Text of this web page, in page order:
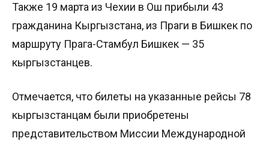
Также 19 марта из Чехии в Ош прибыли 43
гражданина Кыргызстана, из Праги в Бишкек по
маршруту Прага-Стамбул Бишкек — 35
кыргызстанцев.
Отмечается, что билеты на указанные рейсы 78
кыргызстанцам были приобретены
представительством Миссии Международной